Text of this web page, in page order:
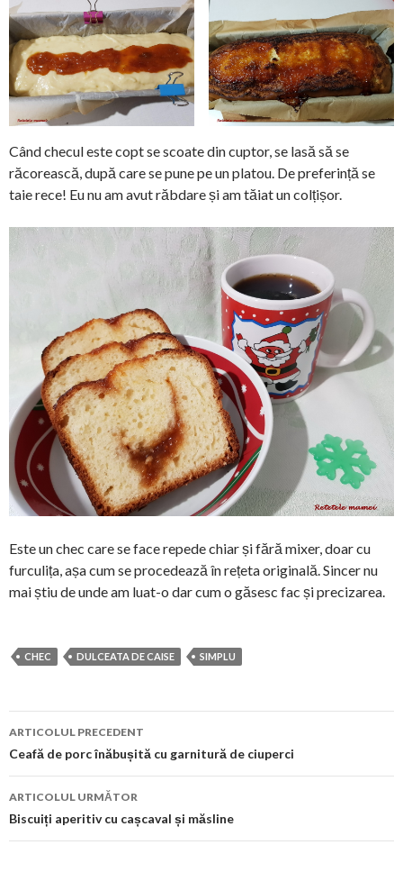
Când checul este copt se scoate din cuptor, se lasă să se
răcorească, după care se pune pe un platou. De preferință se
taie rece! Eu nu am avut răbdare și am tăiat un colțișor.
Este un chec care se face repede chiar și fără mixer, doar cu
furculița, așa cum se procedează în rețeta originală. Sincer nu
mai știu de unde am luat-o dar cum o găsesc fac și precizarea.
CHEC DULCEATA DE CAISE SIMPLU
Navigare
în
articol
ARTICOLUL PRECEDENT
Ceafă de porc înăbușită cu garnitură de ciuperci
ARTICOLUL URMĂTOR
Biscuiți aperitiv cu cașcaval și măsline